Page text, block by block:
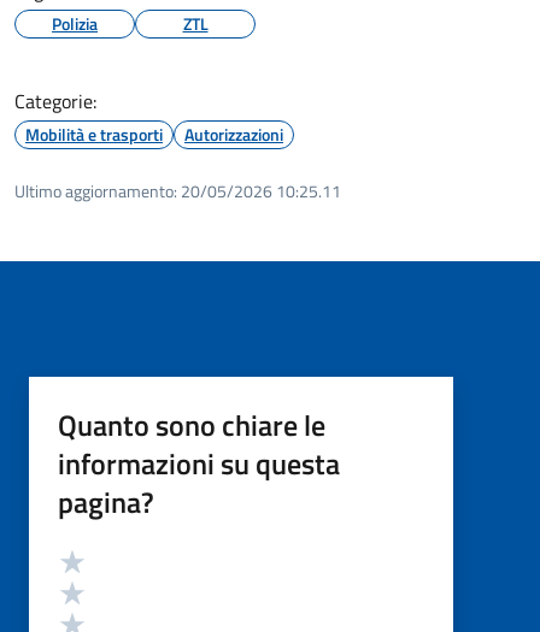
Polizia ZTL
Categorie:
Mobilità e trasporti Autorizzazioni
Ultimo aggiornamento: 20/05/2026 10:25.11
Quanto sono chiare le
informazioni su questa
pagina?
Valutazione